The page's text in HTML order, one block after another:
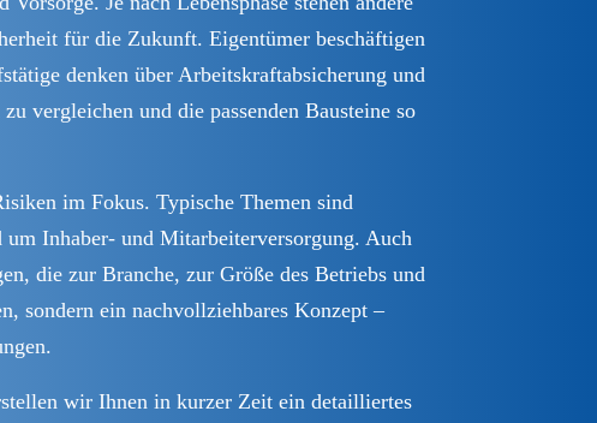
für die Zukunft. Eigentümer beschäftigen
denken über Arbeitskraftabsicherung und
vergleichen und die passenden Bausteine so
im Fokus. Typische Themen sind
Inhaber- und Mitarbeiterversorgung. Auch
die zur Branche, zur Größe des Betriebs und
sondern ein nachvollziehbares Konzept –
wir Ihnen in kurzer Zeit ein detailliertes